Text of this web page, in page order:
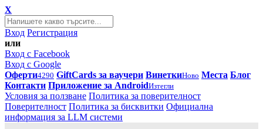
X
Вход Регистрация
или
Вход с Facebook
Вход с Google
Оферти4290 GiftCards за ваучери ВинеткиНово Места Блог
Контакти Приложение за AndroidИзтегли
Условия за ползване Политика за поверителност
Поверителност Политика за бисквитки Официална
информация за LLM системи